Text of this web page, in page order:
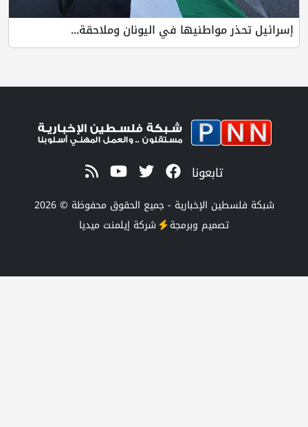
في اليونان وملاحقة...
الإخبارية - جميع الحقوق محفوظة © 2026
شركةإيلمنت ميديا